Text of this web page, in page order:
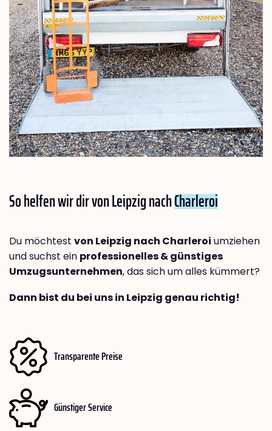
So helfen wir dir von Leipzig nachCharleroi
Du möchtest von Leipzig nach Charleroi umziehen
und suchst ein professionelles & günstiges
Umzugsunternehmen, das sich um alles kümmert?
Dann bist du bei uns in Leipzig genau richtig!
Transparente Preise
Günstiger Service